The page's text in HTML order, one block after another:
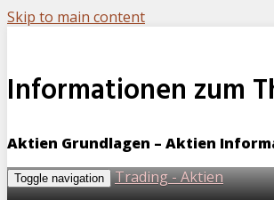
Skip to main content
Informationen zum
Aktien Grundlagen – Aktien
Toggle navigation
Trading - Aktien